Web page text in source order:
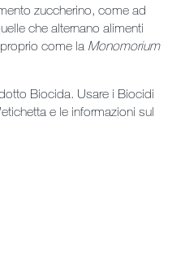
zuccherino, come ad
che alternano alimenti
come la Monomorium
Biocida. Usare i Biocidi
e le informazioni sul